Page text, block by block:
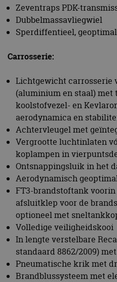
Zeventraps PDK-
Dubbelmassavliegwiel
Sperdiffentieel,
Carrosserie:
Lichtgewicht carrosserie
(aluminium en staal) met
koolstofvezel- en
aerodynamica en
Achtervleugel met
Vergrootte luchtinlaten
koplampen in
Ontsnappingsluik in het
Aerodynamisch
FT3-brandstoftank voorin
afsluitklep voor de
optioneel met
Volledige veiligheidskooi
In lengte verstelbare
standaard 8862/2009)
Pneumatische krik met
Brandblussysteem met